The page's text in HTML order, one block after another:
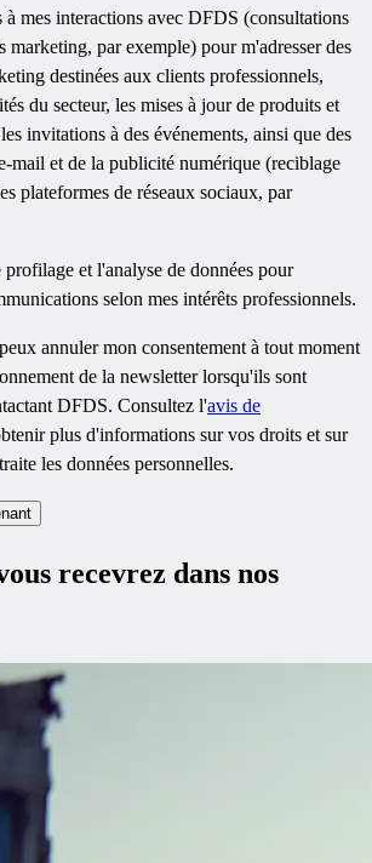
mes interactions avec DFDS (consultations
marketing, par exemple) pour m'adresser des
destinées aux clients professionnels,
du secteur, les mises à jour de produits et
invitations à des événements, ainsi que des
mail et de la publicité numérique (reciblage
plateformes de réseaux sociaux, par
et l'analyse de données pour
selon mes intérêts professionnels.
annuler mon consentement à tout moment
de la newsletter lorsqu'ils sont
DFDS. Consultez l'avis de
plus d'informations sur vos droits et sur
les données personnelles.
recevrez dans nos